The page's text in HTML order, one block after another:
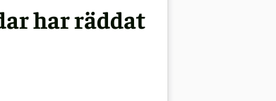
har räddat